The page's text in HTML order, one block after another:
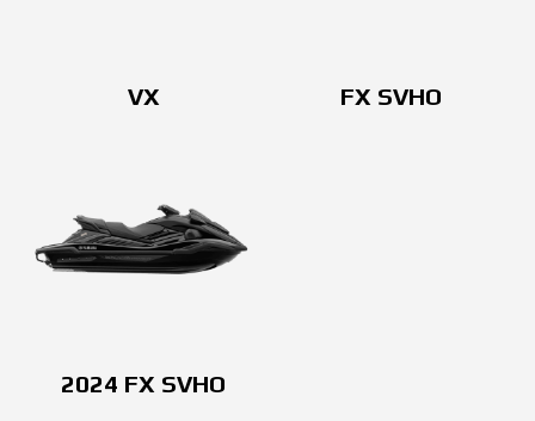
VX FX SVHO
2024 FX SVHO